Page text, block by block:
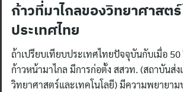
ก้าวที่มาไกลของวิทยาศาสต
ประเทศไทย
ถ้าเปรียบเทียบประเทศไทยปัจจุบันกับเมื่อ
ก้าวหน้ามาไกล มีการก่อตั้ง สสวท. (สถาบันส่ง
วิทยาศาสตร์และเทคโนโลยี) มีความพยายา